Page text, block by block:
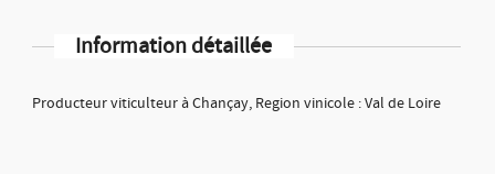
Information détaillée
Producteur viticulteur à Chançay, Region vinicole : Val de Loire